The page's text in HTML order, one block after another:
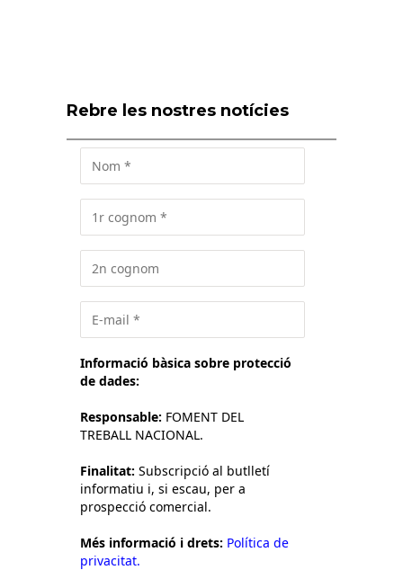
Rebre les nostres notícies
Informació bàsica sobre protecció
de dades:
Responsable: FOMENT DEL
TREBALL NACIONAL.
Finalitat: Subscripció al butlletí
informatiu i, si escau, per a
prospecció comercial.
Més informació i drets: Política de
privacitat.